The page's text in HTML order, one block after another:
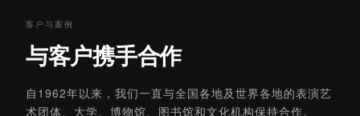
客户与案例
与客户携手合作
自1962年以来，我们一直与全国各地及世界各地的表演艺
术团体、大学、博物馆、图书馆和文化机构保持合作。